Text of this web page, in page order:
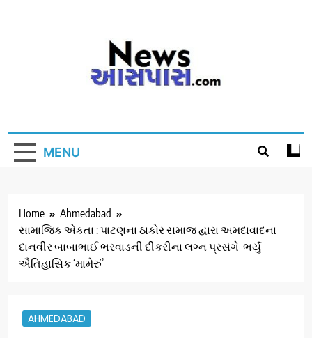
MENU
Home
Ahmedabad
સામાજિક એકતા : પાટણના ઠાકોર સમાજ દ્વારા અમદાવાદના
દાનવીર બાબાભાઈ ભરવાડની દીકરીના લગ્ન પ્રસંગે ભર્યું
ઐતિહાસિક ‘મામેરું’
AHMEDABAD